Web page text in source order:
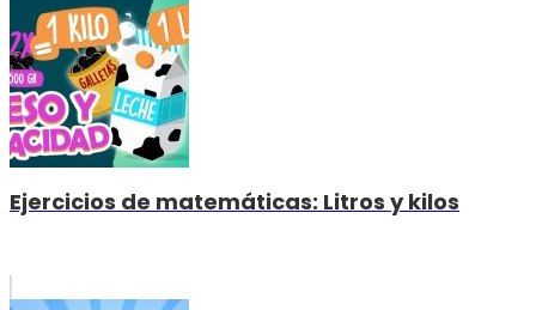
Ejercicios de matemáticas: Litros y kilos